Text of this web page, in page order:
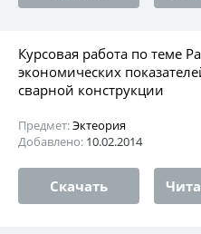
Курсовая работа по теме
экономических
сварной конструкции
Предмет:Эктеория
Добавлено: 10.02.2014
Скачать